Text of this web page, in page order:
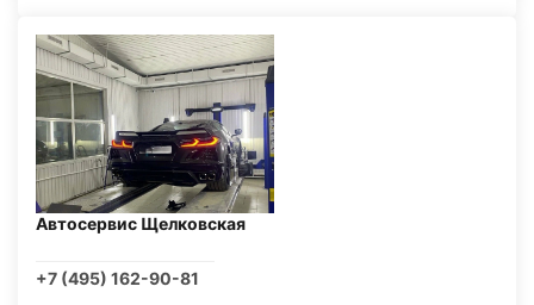
Автосервис Щелковская
+7 (495) 162-90-81